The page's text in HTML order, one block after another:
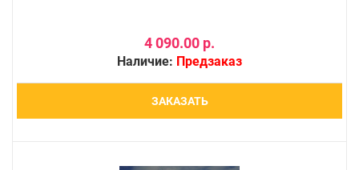
4 090.00 р.
Наличие: Предзаказ
ЗАКАЗАТЬ